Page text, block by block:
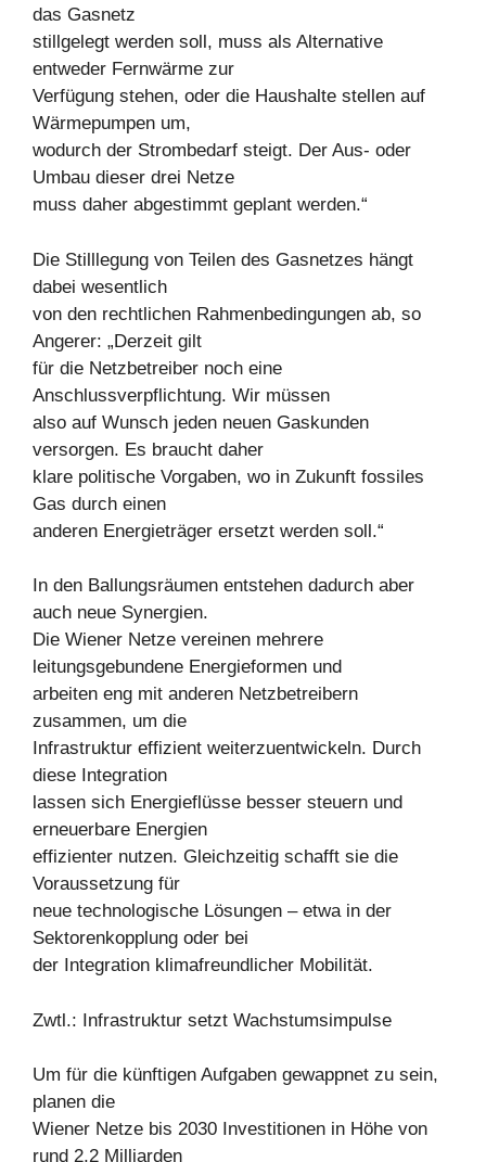
das Gasnetz
stillgelegt werden soll, muss als Alternative
entweder Fernwärme zur
Verfügung stehen, oder die Haushalte stellen auf
Wärmepumpen um,
wodurch der Strombedarf steigt. Der Aus- oder
Umbau dieser drei Netze
muss daher abgestimmt geplant werden.“
Die Stilllegung von Teilen des Gasnetzes hängt
dabei wesentlich
von den rechtlichen Rahmenbedingungen ab, so
Angerer: „Derzeit gilt
für die Netzbetreiber noch eine
Anschlussverpflichtung. Wir müssen
also auf Wunsch jeden neuen Gaskunden
versorgen. Es braucht daher
klare politische Vorgaben, wo in Zukunft fossiles
Gas durch einen
anderen Energieträger ersetzt werden soll.“
In den Ballungsräumen entstehen dadurch aber
auch neue Synergien.
Die Wiener Netze vereinen mehrere
leitungsgebundene Energieformen und
arbeiten eng mit anderen Netzbetreibern
zusammen, um die
Infrastruktur effizient weiterzuentwickeln. Durch
diese Integration
lassen sich Energieflüsse besser steuern und
erneuerbare Energien
effizienter nutzen. Gleichzeitig schafft sie die
Voraussetzung für
neue technologische Lösungen – etwa in der
Sektorenkopplung oder bei
der Integration klimafreundlicher Mobilität.
Zwtl.: Infrastruktur setzt Wachstumsimpulse
Um für die künftigen Aufgaben gewappnet zu sein,
planen die
Wiener Netze bis 2030 Investitionen in Höhe von
rund 2,2 Milliarden